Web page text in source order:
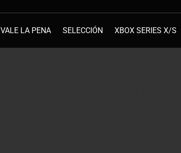
VALE LA PENA SELECCIÓN XBOX SERIES X/S